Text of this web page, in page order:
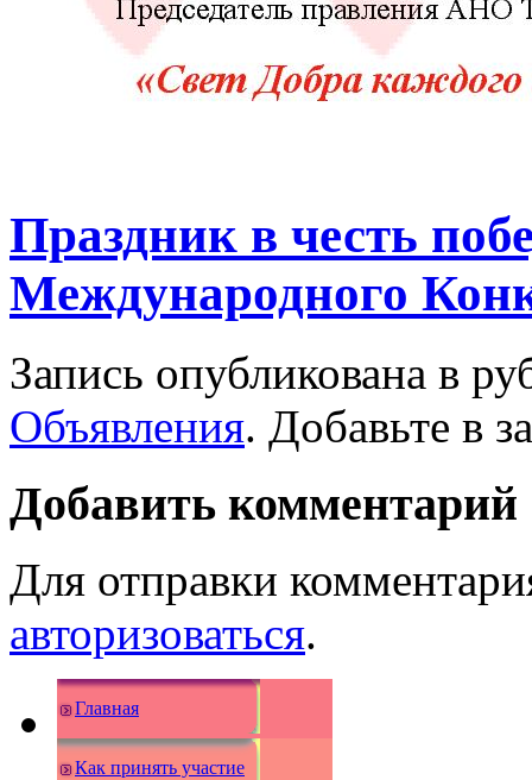
Праздник в честь
Международного
Запись опубликована в
Объявления. Добавьте в
Добавить комментарий
Для отправки
авторизоваться.
Главная
Как принять участие